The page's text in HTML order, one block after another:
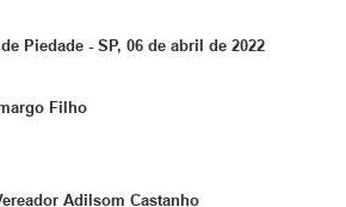
Piedade - SP, 06 de abril de 2022
Filho
Adilsom Castanho